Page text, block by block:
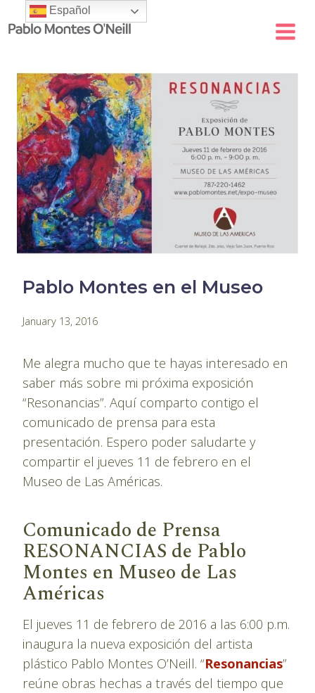
to
Pablo Montes en el Museo
By
Montes
January 13, 2016
Me alegra mucho que te hayas interesado en
saber más sobre mi próxima exposición
“Resonancias”. Aquí comparto contigo el
comunicado de prensa para esta
presentación. Espero poder saludarte y
compartir el jueves 11 de febrero en el
Museo de Las Américas.
Comunicado de Prensa
RESONANCIAS de Pablo
Montes en Museo de Las
Américas
El jueves 11 de febrero de 2016 a las 6:00 p.m.
inaugura la nueva exposición del artista
plástico Pablo Montes O’Neill. “Resonancias”
reúne obras hechas a través del tiempo que
Español